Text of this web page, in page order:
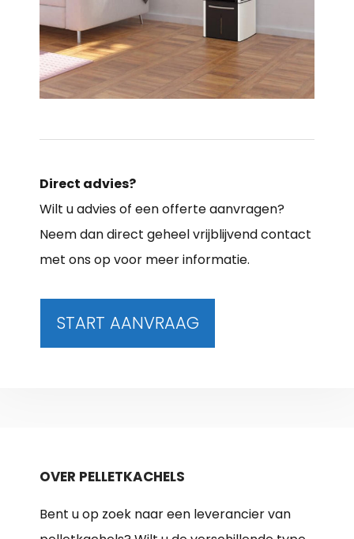
Direct advies?
Wilt u advies of een offerte aanvragen?
Neem dan direct geheel vrijblijvend contact
met ons op voor meer informatie.
START AANVRAAG
OVER PELLETKACHELS
Bent u op zoek naar een leverancier van